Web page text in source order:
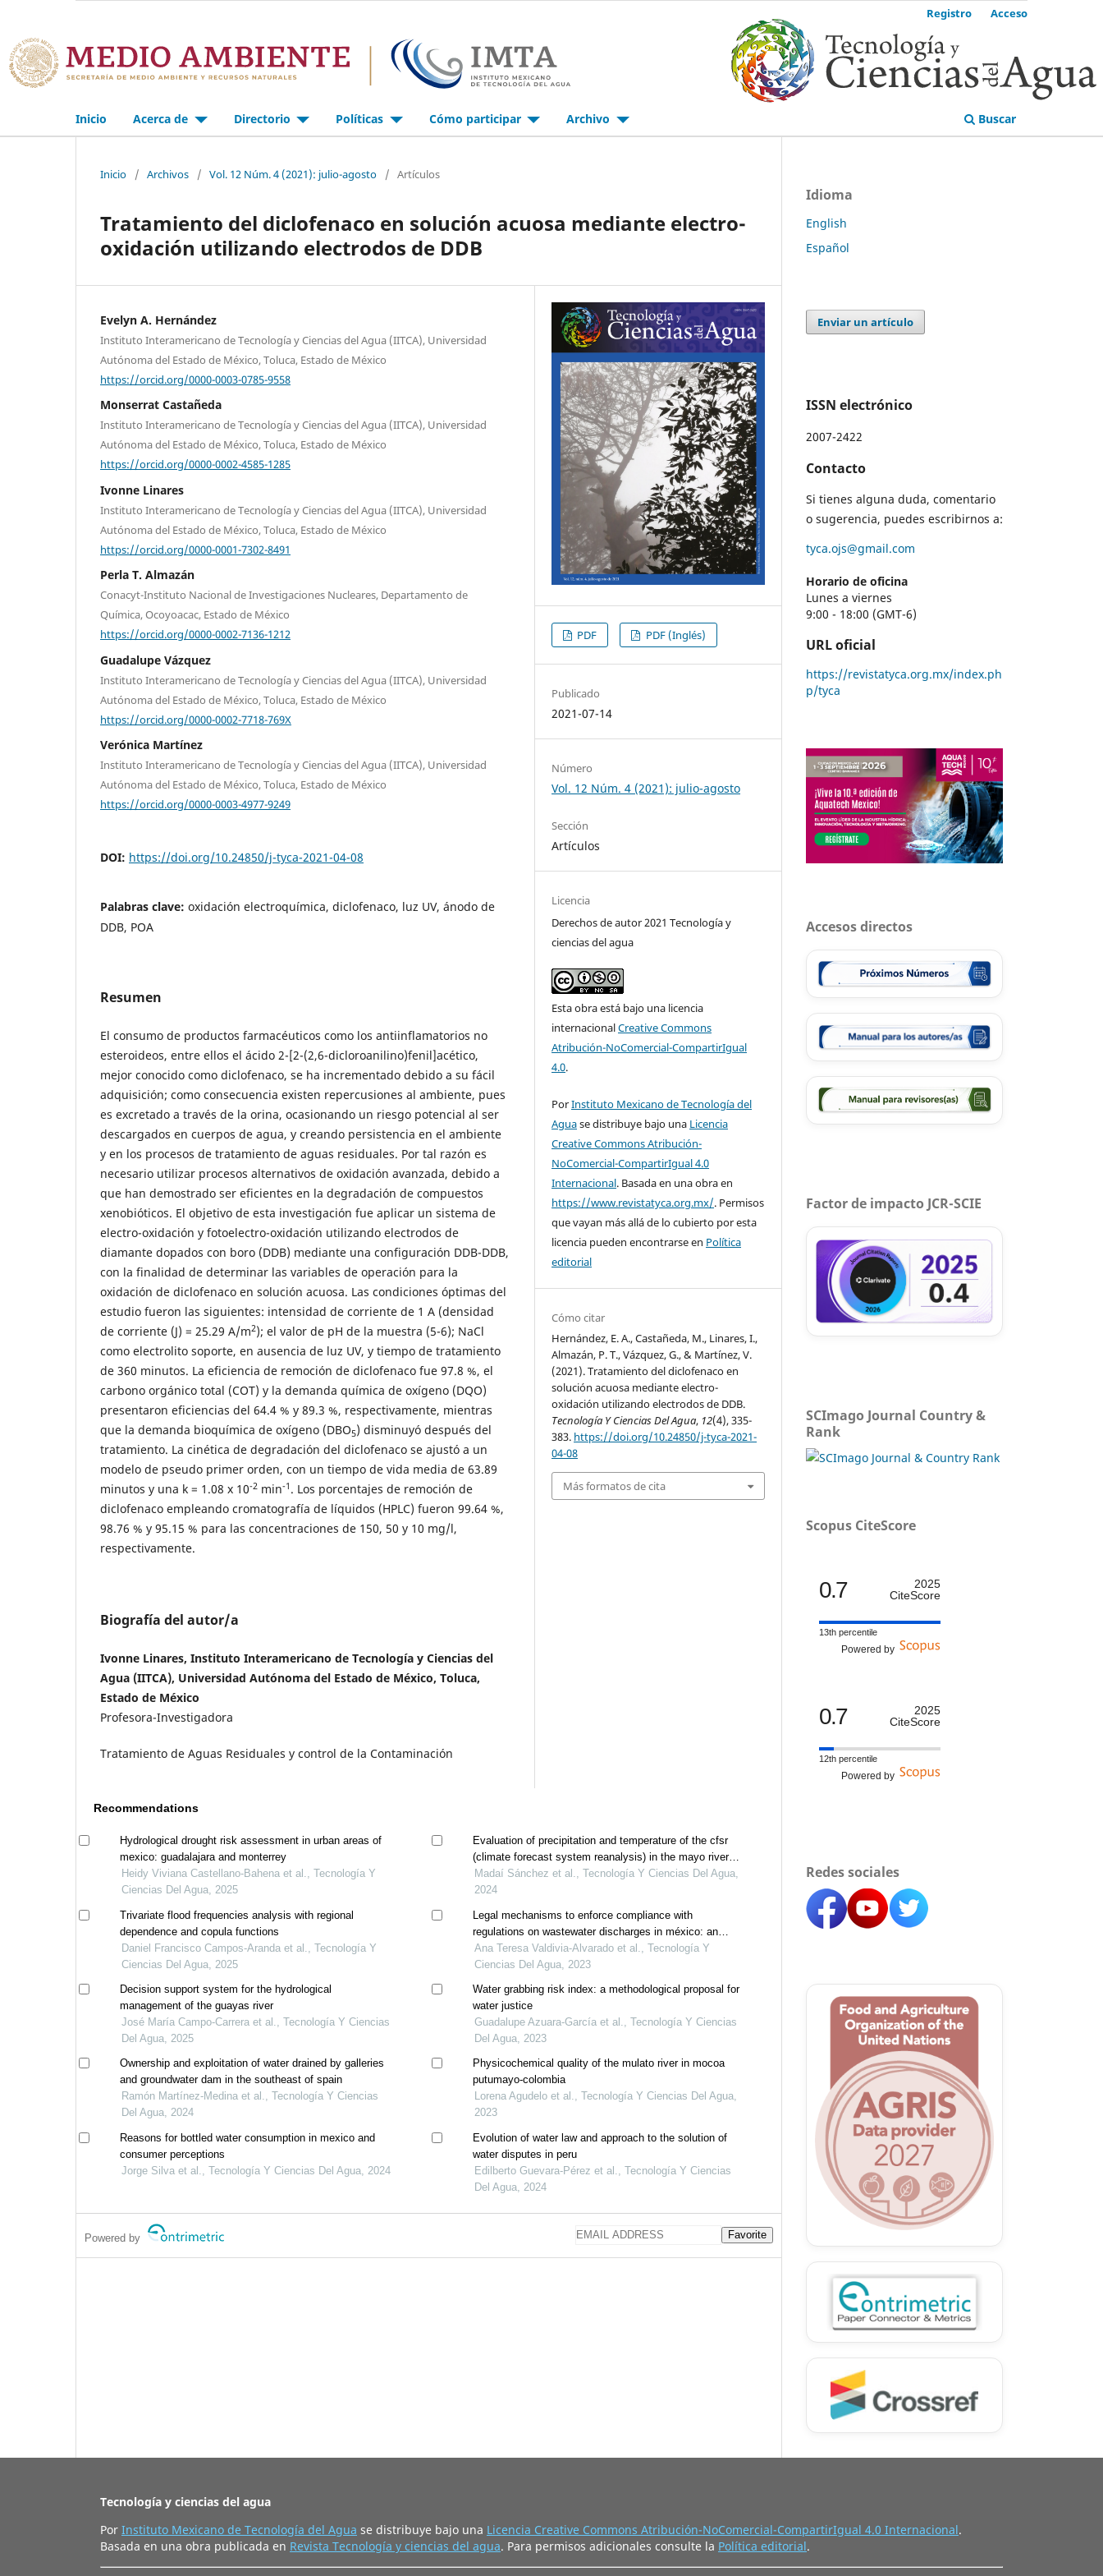
Inicio Acerca de Directorio Políticas Cómo participar Archivo Buscar
Registro Acceso
Inicio / Archivos / Vol. 12 Núm. 4 (2021): julio-agosto / Artículos
Tratamiento del diclofenaco en solución acuosa mediante electro-
oxidación utilizando electrodos de DDB
Evelyn A. Hernández
Instituto Interamericano de Tecnología y Ciencias del Agua (IITCA), Universidad
Autónoma del Estado de México, Toluca, Estado de México
https://orcid.org/0000-0003-0785-9558
Monserrat Castañeda
Instituto Interamericano de Tecnología y Ciencias del Agua (IITCA), Universidad
Autónoma del Estado de México, Toluca, Estado de México
https://orcid.org/0000-0002-4585-1285
Ivonne Linares
Instituto Interamericano de Tecnología y Ciencias del Agua (IITCA), Universidad
Autónoma del Estado de México, Toluca, Estado de México
https://orcid.org/0000-0001-7302-8491
Perla T. Almazán
Conacyt-Instituto Nacional de Investigaciones Nucleares, Departamento de
Química, Ocoyoacac, Estado de México
https://orcid.org/0000-0002-7136-1212
Guadalupe Vázquez
Instituto Interamericano de Tecnología y Ciencias del Agua (IITCA), Universidad
Autónoma del Estado de México, Toluca, Estado de México
https://orcid.org/0000-0002-7718-769X
Verónica Martínez
Instituto Interamericano de Tecnología y Ciencias del Agua (IITCA), Universidad
Autónoma del Estado de México, Toluca, Estado de México
https://orcid.org/0000-0003-4977-9249
DOI: https://doi.org/10.24850/j-tyca-2021-04-08
Palabras clave: oxidación electroquímica, diclofenaco, luz UV, ánodo de
DDB, POA
Resumen
El consumo de productos farmacéuticos como los antiinflamatorios no
esteroideos, entre ellos el ácido 2-[2-(2,6-dicloroanilino)fenil]acético,
mejor conocido como diclofenaco, se ha incrementado debido a su fácil
adquisición; como consecuencia existen repercusiones al ambiente, pues
es excretado a través de la orina, ocasionando un riesgo potencial al ser
descargados en cuerpos de agua, y creando persistencia en el ambiente
y en los procesos de tratamiento de aguas residuales. Por tal razón es
necesario utilizar procesos alternativos de oxidación avanzada, debido a
que han demostrado ser eficientes en la degradación de compuestos
xenobióticos. El objetivo de esta investigación fue aplicar un sistema de
electro-oxidación y fotoelectro-oxidación utilizando electrodos de
diamante dopados con boro (DDB) mediante una configuración DDB-DDB,
con la finalidad de determinar las variables de operación para la
oxidación de diclofenaco en solución acuosa. Las condiciones óptimas del
estudio fueron las siguientes: intensidad de corriente de 1 A (densidad
de corriente (J) = 25.29 A/m2); el valor de pH de la muestra (5-6); NaCl
como electrolito soporte, en ausencia de luz UV, y tiempo de tratamiento
de 360 minutos. La eficiencia de remoción de diclofenaco fue 97.8 %, el
carbono orgánico total (COT) y la demanda química de oxígeno (DQO)
presentaron eficiencias del 64.4 % y 89.3 %, respectivamente, mientras
que la demanda bioquímica de oxígeno (DBO5) disminuyó después del
tratamiento. La cinética de degradación del diclofenaco se ajustó a un
modelo de pseudo primer orden, con un tiempo de vida media de 63.89
minutos y una k = 1.08 x 10-2 min-1 . Los porcentajes de remoción de
diclofenaco empleando cromatografía de líquidos (HPLC) fueron 99.64 %,
98.76 % y 95.15 % para las concentraciones de 150, 50 y 10 mg/l,
respectivamente.
Biografía del autor/a
Ivonne Linares, Instituto Interamericano de Tecnología y Ciencias del
Agua (IITCA), Universidad Autónoma del Estado de México, Toluca,
Estado de México
Profesora-Investigadora
Tratamiento de Aguas Residuales y control de la Contaminación
PDF PDF (Inglés)
Publicado
2021-07-14
Número
Vol. 12 Núm. 4 (2021): julio-agosto
Sección
Artículos
Licencia
Derechos de autor 2021 Tecnología y
ciencias del agua
Esta obra está bajo una licencia
internacionalCreative Commons
Atribución-NoComercial-CompartirIgual
4.0.
PorInstituto Mexicano de Tecnología del
Aguase distribuye bajo una Licencia
Creative Commons Atribución-
NoComercial-CompartirIgual 4.0
Internacional. Basada en una obra en
https://www.revistatyca.org.mx/. Permisos
que vayan más allá de lo cubierto por esta
licencia pueden encontrarse en Política
editorial
Cómo citar
Hernández, E. A., Castañeda, M., Linares, I.,
Almazán, P. T., Vázquez, G., & Martínez, V.
(2021). Tratamiento del diclofenaco en
solución acuosa mediante electro-
oxidación utilizando electrodos de DDB.
Tecnología Y Ciencias Del Agua, 12(4), 335-
383. https://doi.org/10.24850/j-tyca-2021-
04-08
Más formatos de cita
Recommendations
Hydrological drought risk assessment in urban areas of
mexico: guadalajara and monterrey
Heidy Viviana Castellano-Bahena et al., Tecnología Y
Ciencias Del Agua, 2025
Trivariate flood frequencies analysis with regional
dependence and copula functions
Daniel Francisco Campos-Aranda et al., Tecnología Y
Ciencias Del Agua, 2025
Decision support system for the hydrological
management of the guayas river
José María Campo-Carrera et al., Tecnología Y Ciencias
Del Agua, 2025
Ownership and exploitation of water drained by galleries
and groundwater dam in the southeast of spain
Ramón Martínez-Medina et al., Tecnología Y Ciencias
Del Agua, 2024
Reasons for bottled water consumption in mexico and
consumer perceptions
Jorge Silva et al., Tecnología Y Ciencias Del Agua, 2024
Evaluation of precipitation and temperature of the cfsr
(climate forecast system reanalysis) in the mayo river
basin
Madaí Sánchez et al., Tecnología Y Ciencias Del Agua,
2024
Legal mechanisms to enforce compliance with
regulations on wastewater discharges in méxico: an
evaluation for baja california sur
Ana Teresa Valdivia-Alvarado et al., Tecnología Y
Ciencias Del Agua, 2023
Water grabbing risk index: a methodological proposal for
water justice
Guadalupe Azuara-García et al., Tecnología Y Ciencias
Del Agua, 2023
Physicochemical quality of the mulato river in mocoa
putumayo-colombia
Lorena Agudelo et al., Tecnología Y Ciencias Del Agua,
2023
Evolution of water law and approach to the solution of
water disputes in peru
Edilberto Guevara-Pérez et al., Tecnología Y Ciencias
Del Agua, 2024
Powered by Favorite
Idioma
English
Español
Enviar un artículo
ISSN electrónico
2007-2422
Contacto
Si tienes alguna duda, comentario
o sugerencia, puedes escribirnos a:
tyca.ojs@gmail.com
Horario de oficina
Lunes a viernes
9:00 - 18:00 (GMT-6)
URL oficial
https://revistatyca.org.mx/index.ph
p/tyca
Accesos directos
Factor de impacto JCR-SCIE
SCImago Journal Country &
Rank
Scopus CiteScore
0.7
2025
CiteScore
13th percentile
Powered by
0.7
2025
CiteScore
12th percentile
Powered by
Redes sociales
Tecnología y ciencias del agua
Por Instituto Mexicano de Tecnología del Agua se distribuye bajo una Licencia Creative Commons Atribución-NoComercial-CompartirIgual 4.0 Internacional.
Basada en una obra publicada en Revista Tecnología y ciencias del agua. Para permisos adicionales consulte la Política editorial.